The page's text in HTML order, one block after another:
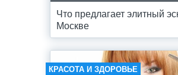
Что предлагает элитный
Москве
КРАСОТА И ЗДОРОВЬЕ